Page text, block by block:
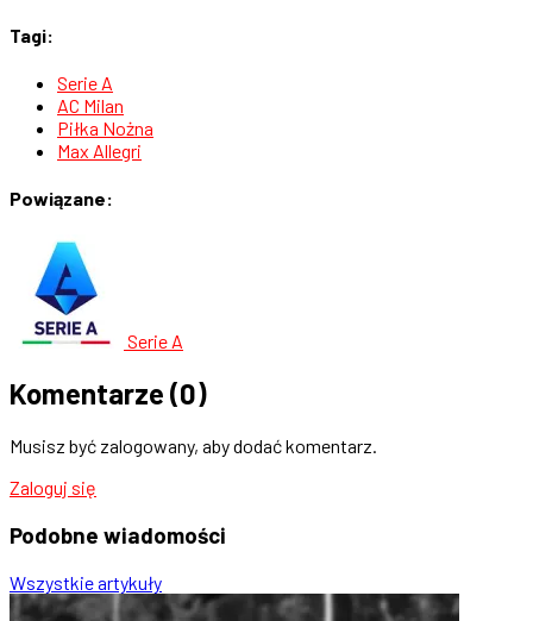
Tagi:
Serie A
AC Milan
Piłka Nożna
Max Allegri
Powiązane:
Serie A
Komentarze (0)
Musisz być zalogowany, aby dodać komentarz.
Zaloguj się
Podobne wiadomości
Wszystkie artykuły